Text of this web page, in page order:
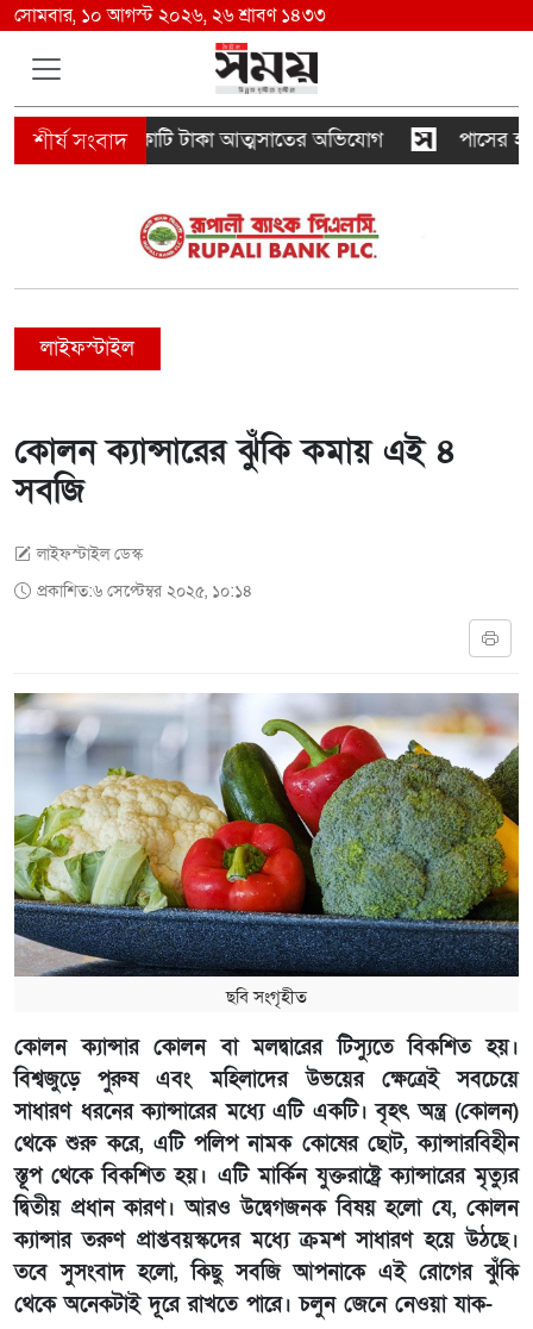
সোমবার, ১০ আগস্ট ২০২৬, ২৬ শ্রাবণ ১৪৩৩
৫০০ কোটি টাকা আত্মসাতের অভিযোগ পাসের হার
লাইফস্টাইল
কোলন ক্যান্সারের ঝুঁকি কমায় এই ৪
সবজি
লাইফস্টাইল ডেস্ক
প্রকাশিত:৬ সেপ্টেম্বর ২০২৫, ১০:১৪
ছবি সংগৃহীত
কোলন ক্যান্সার কোলন বা মলদ্বারের টিস্যুতে বিকশিত হয়।
বিশ্বজুড়ে পুরুষ এবং মহিলাদের উভয়ের ক্ষেত্রেই সবচেয়ে
সাধারণ ধরনের ক্যান্সারের মধ্যে এটি একটি। বৃহৎ অন্ত্র (কোলন)
থেকে শুরু করে, এটি পলিপ নামক কোষের ছোট, ক্যান্সারবিহীন
স্তূপ থেকে বিকশিত হয়। এটি মার্কিন যুক্তরাষ্ট্রে ক্যান্সারের মৃত্যুর
দ্বিতীয় প্রধান কারণ। আরও উদ্বেগজনক বিষয় হলো যে, কোলন
ক্যান্সার তরুণ প্রাপ্তবয়স্কদের মধ্যে ক্রমশ সাধারণ হয়ে উঠছে।
তবে সুসংবাদ হলো, কিছু সবজি আপনাকে এই রোগের ঝুঁকি
থেকে অনেকটাই দূরে রাখতে পারে। চলুন জেনে নেওয়া যাক-